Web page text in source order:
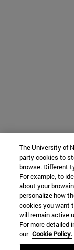
The University of
party cookies to
browse. Different
For example, to
about your
personalize how
cookies you want
will remain active
For more detailed
our Cookie Policy.